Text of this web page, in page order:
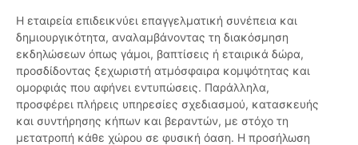
Η εταιρεία επιδεικνύει επαγγελματική συνέπεια και
δημιουργικότητα, αναλαμβάνοντας τη διακόσμηση
εκδηλώσεων όπως γάμοι, βαπτίσεις ή εταιρικά δώρα,
προσδίδοντας ξεχωριστή ατμόσφαιρα κομψότητας και
ομορφιάς που αφήνει εντυπώσεις. Παράλληλα,
προσφέρει πλήρεις υπηρεσίες σχεδιασμού, κατασκευής
και συντήρησης κήπων και βεραντών, με στόχο τη
μετατροπή κάθε χώρου σε φυσική όαση. Η προσήλωση